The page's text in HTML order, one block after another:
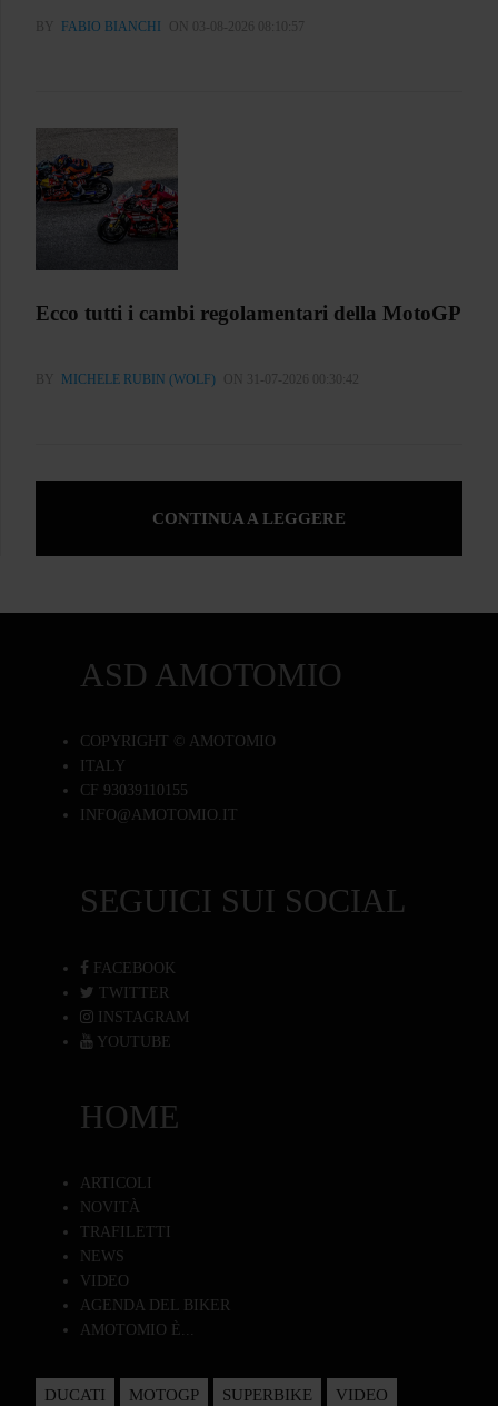
BY FABIO BIANCHI ON 03-08-2026 08:10:57
Ecco tutti i cambi regolamentari della MotoGP
BY MICHELE RUBIN (WOLF) ON 31-07-2026 00:30:42
CONTINUA A LEGGERE
ASD AMOTOMIO
COPYRIGHT © AMOTOMIO
ITALY
CF 93039110155
INFO@AMOTOMIO.IT
SEGUICI SUI SOCIAL
FACEBOOK
TWITTER
INSTAGRAM
YOUTUBE
HOME
ARTICOLI
NOVITÀ
TRAFILETTI
NEWS
VIDEO
AGENDA DEL BIKER
AMOTOMIO È...
DUCATI MOTOGP SUPERBIKE VIDEO